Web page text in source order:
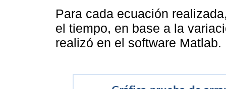
Para cada ecuación
el tiempo, en base a la
realizó en el software Matlab.